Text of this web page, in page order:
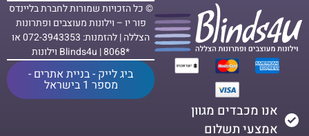
אנו מכבדים מגוון
אמצעי תשלום
© כל הזכויות שמורות לחברת בליינדס
פור יו – וילונות מעוצבים ופתרונות
הצללה | להזמנות: 072-3943353 או
*8068 | Blinds4u וילונות
ביג לייק - בניית אתרים -
מספר 1 בישראל